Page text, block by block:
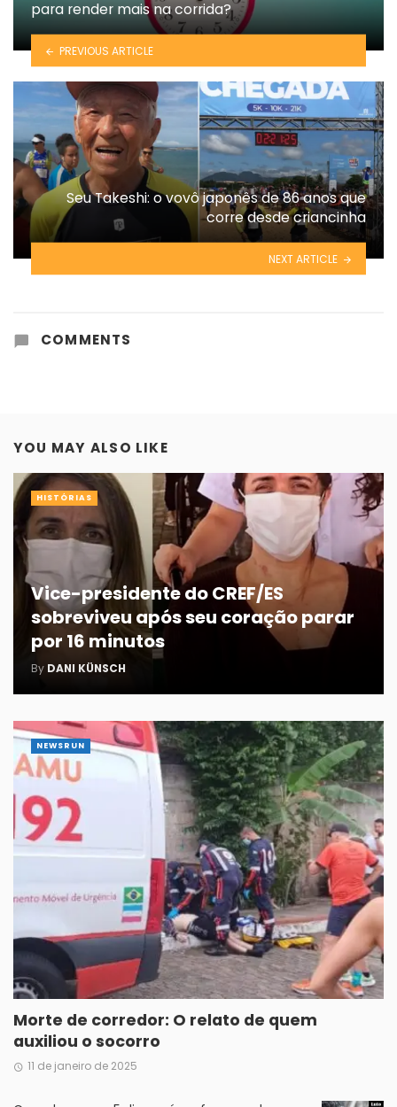
para render mais na corrida?
PREVIOUS ARTICLE
Seu Takeshi: o vovô japonês de 86 anos que
corre desde criancinha
NEXT ARTICLE
COMMENTS
YOU MAY ALSO LIKE
Vice-presidente do CREF/ES
sobreviveu após seu coração parar
por 16 minutos
By DANI KÜNSCH
HISTÓRIAS
Morte de corredor: O relato de quem
auxiliou o socorro
11 de janeiro de 2025
NEWSRUN